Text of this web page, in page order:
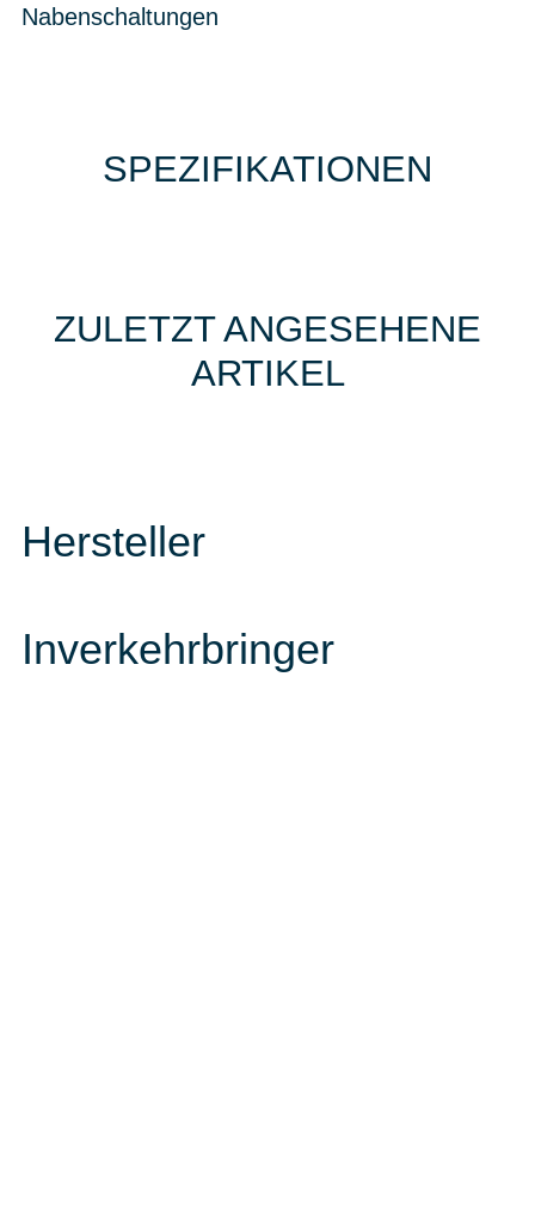
Nabenschaltungen
SPEZIFIKATIONEN
ZULETZT ANGESEHENE
ARTIKEL
Hersteller
Inverkehrbringer